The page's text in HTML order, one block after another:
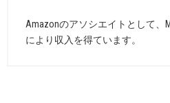
Amazonのアソシエイトとして、
により収入を得ています。